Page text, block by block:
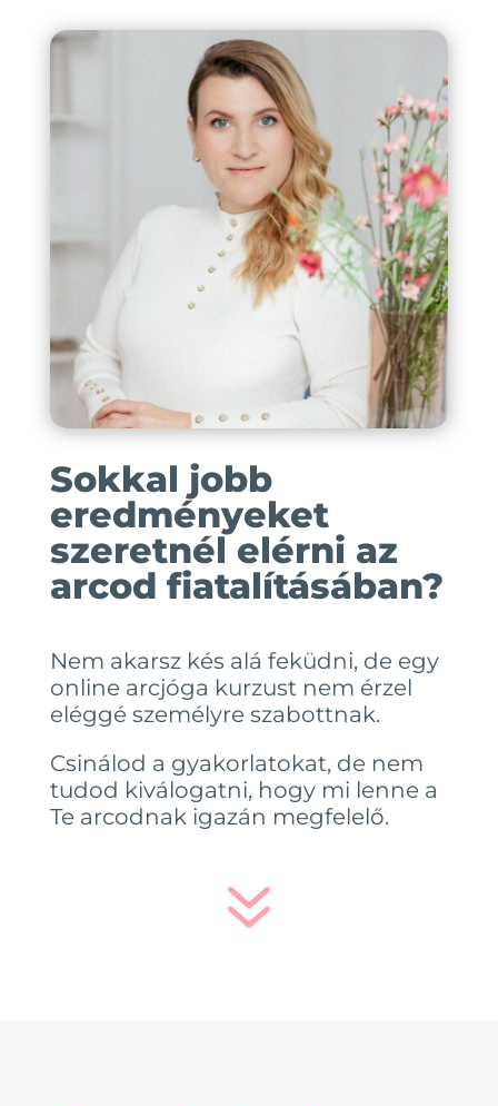
Sokkal jobb
eredményeket
szeretnél elérni az
arcod fiatalításában?
Nem akarsz kés alá feküdni, de egy
online arcjóga kurzust nem érzel
eléggé személyre szabottnak.
Csinálod a gyakorlatokat, de nem
tudod kiválogatni, hogy mi lenne a
Te arcodnak igazán megfelelő.
7